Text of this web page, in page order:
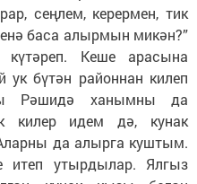
сеңлем, керермен, тик
баса алырмын микән?”
Кеше арасына
бүтән районнан килеп
Рәшидә ханымны да
килер идем дә, кунак
да алырга куштым.
итеп утырдылар. Ялгыз